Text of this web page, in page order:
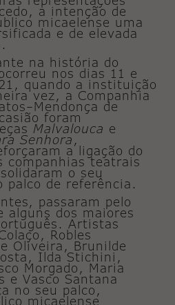
a intenção de
micaelense uma
e de elevada
na história do
nos dias 11 e
quando a instituição
vez, a Companhia
de
foram
Malvalouca e
Senhora ,
a ligação do
companhias teatrais
o seu
palco de referência.
passaram pelo
alguns dos maiores
Artistas
Robles
Oliveira, Brunilde
Ilda Stichini,
Morgado, Maria
e Vasco Santana
no seu palco,
micaelense